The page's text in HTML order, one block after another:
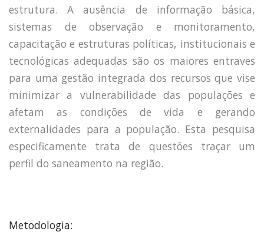
estrutura. A ausência de informação básica,
sistemas de observação e monitoramento,
capacitação e estruturas políticas, institucionais e
tecnológicas adequadas são os maiores entraves
para uma gestão integrada dos recursos que vise
minimizar a vulnerabilidade das populações e
afetam as condições de vida e gerando
externalidades para a população. Esta pesquisa
especificamente trata de questões traçar um
perfil do saneamento na região.
Metodologia: